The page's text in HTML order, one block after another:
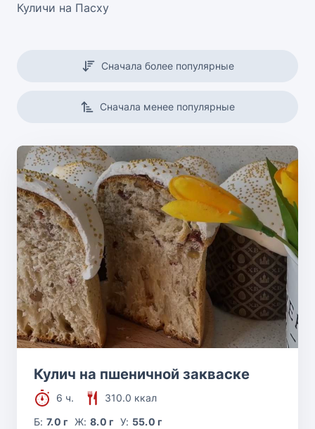
Куличи на Пасху
Сначала более популярные
Сначала менее популярные
Кулич на пшеничной закваске
6 ч.
310.0 ккал
Б:7.0 г Ж: 8.0 г У: 55.0 г